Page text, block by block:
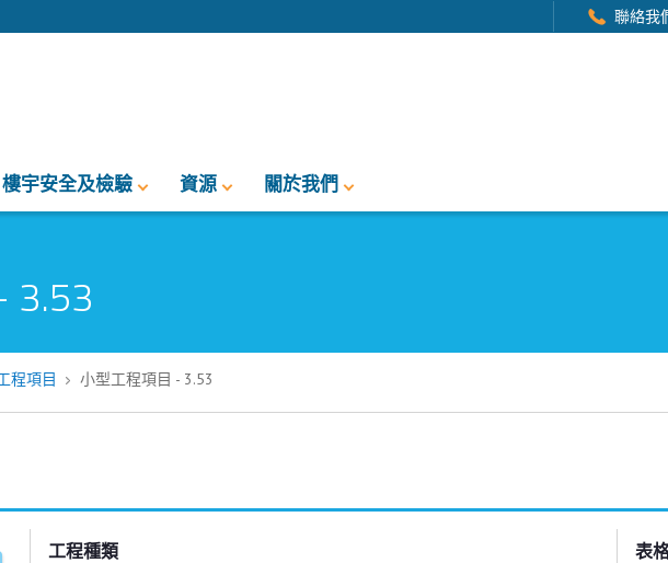
聯絡我
樓宇安全及檢驗 資源 關於我們
3.53
程項目 小型工程項目 - 3.53
工程種類
表